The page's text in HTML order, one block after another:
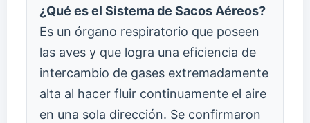
¿Qué es el Sistema de Sacos Aéreos?
Es un órgano respiratorio que poseen
las aves y que logra una eficiencia de
intercambio de gases extremadamente
alta al hacer fluir continuamente el aire
en una sola dirección. Se confirmaron